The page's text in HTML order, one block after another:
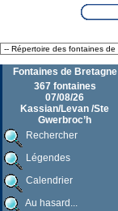
Fontaines de Bretagne
367 fontaines
07/08/26
Kassian/Levan /Ste
Gwerbroc’h
Rechercher
Légendes
Calendrier
Au hasard...